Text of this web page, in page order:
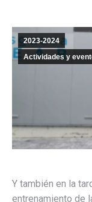
2023-2024
Actividades y
Y también en la
entrenamiento de